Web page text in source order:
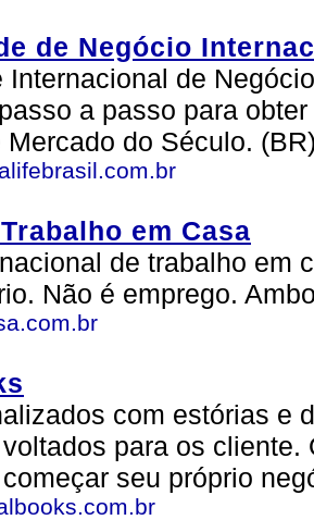
de Negócio
Internacional de
a passo para
Mercado do Século.
em Casa
de trabalho em
Não é emprego.
com estórias e
para os cliente.
seu próprio